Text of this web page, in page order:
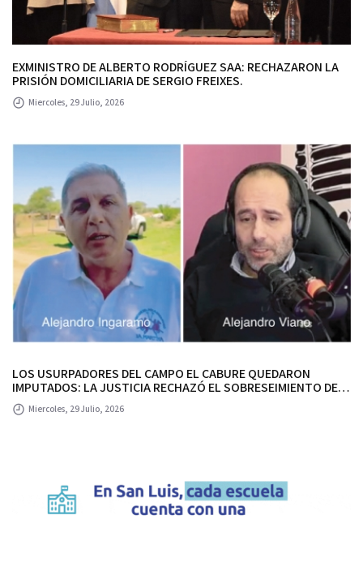
EXMINISTRO DE ALBERTO RODRÍGUEZ SAA: RECHAZARON LA
PRISIÓN DOMICILIARIA DE SERGIO FREIXES.
Miercoles, 29 Julio, 2026
LOS USURPADORES DEL CAMPO EL CABURE QUEDARON
IMPUTADOS: LA JUSTICIA RECHAZÓ EL SOBRESEIMIENTO DE
UN ABOGADO Y UN EMPRESARIO IMPUTADOS POR USURPAR EL
CAMPO DEL ESTADO PROVINCIAL.
Miercoles, 29 Julio, 2026